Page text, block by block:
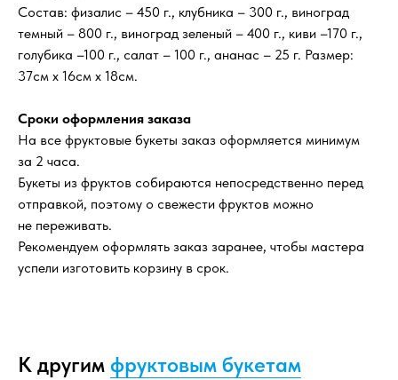
Состав: физалис – 450 г., клубника – 300 г., виноград
темный – 800 г., виноград зеленый – 400 г., киви –170 г.,
голубика –100 г., салат – 100 г., ананас – 25 г. Размер:
37см х 16см х 18см.
Сроки оформления заказа
На все фруктовые букеты заказ оформляется минимум
за 2 часа.
Букеты из фруктов собираются непосредственно перед
отправкой, поэтому о свежести фруктов можно
не переживать.
Рекомендуем оформлять заказ заранее, чтобы мастера
успели изготовить корзину в срок.
К другим фруктовым букетам